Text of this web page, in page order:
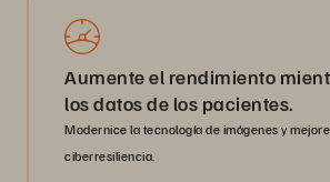
Aumente el rendimiento
los datos de los pacientes.
Modernice la tecnología de imágenes y
ciberresiliencia.